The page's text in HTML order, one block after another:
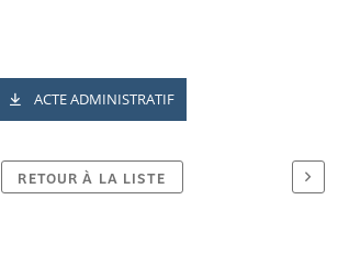
ACTE ADMINISTRATIF
RETOUR À LA LISTE